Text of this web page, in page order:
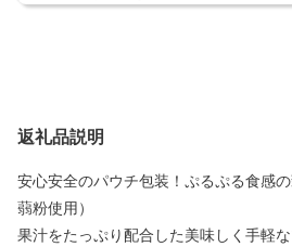
返礼品説明
安心安全のパウチ包装！ぷるぷる食感
蒻粉使用）
果汁をたっぷり配合した美味しく手軽